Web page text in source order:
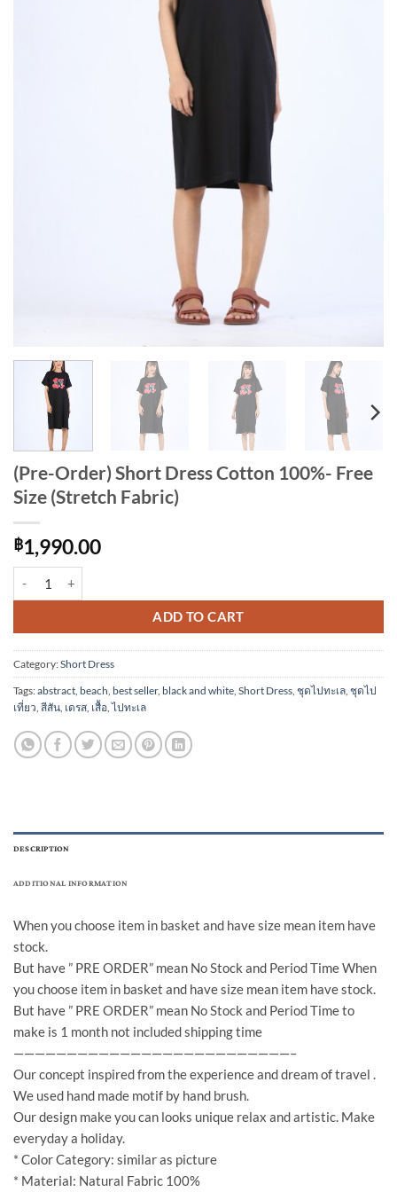
(Pre-Order) Short Dress Cotton 100%- Free
Size (Stretch Fabric)
฿1,990.00
ADD TO CART
Category:Short Dress
Tags:abstract, beach, best seller, black and white, Short Dress, ชุดไปทะเล, ชุดไป
เที่ยว, สีสัน, เดรส, เสื้อ,ไปทะเล
DESCRIPTION
ADDITIONAL INFORMATION
When you choose item in basket and have size mean item have
stock.
But have ” PRE ORDER” mean No Stock and Period Time When
you choose item in basket and have size mean item have stock.
But have ” PRE ORDER” mean No Stock and Period Time to
make is 1 month not included shipping time
——————————————————————————–
Our concept inspired from the experience and dream of travel .
We used hand made motif by hand brush.
Our design make you can looks unique relax and artistic. Make
everyday a holiday.
* Color Category: similar as picture
* Material: Natural Fabric 100%